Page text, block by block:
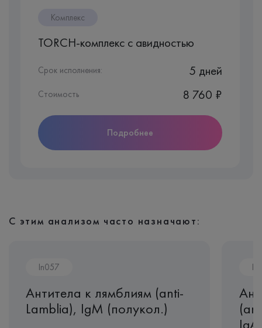
Комплекс
TORCH-комплекс с авидностью
Срок исполнения: 5 дней
Стоимость 8 760 ₽
Подробнее
С этим анализом часто назначают:
In057
Антитела к лямблиям (anti-
Lamblia), IgМ (полукол.)